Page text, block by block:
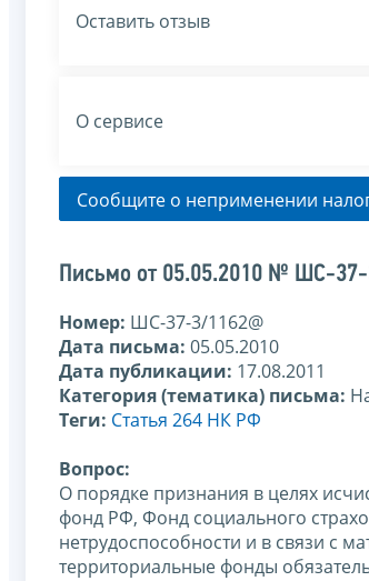
Оставить отзыв
О сервисе
Сообщите о неприменении
Письмо от 05.05.2010 № ШС-
Номер: ШС-37-3/1162@
Дата письма: 05.05.2010
Дата публикации: 17.08.2011
Категория (тематика) письма:
Теги: Статья 264 НК РФ
Вопрос:
О порядке признания в целях
фонд РФ, Фонд социального
нетрудоспособности и в связи с
территориальные фонды